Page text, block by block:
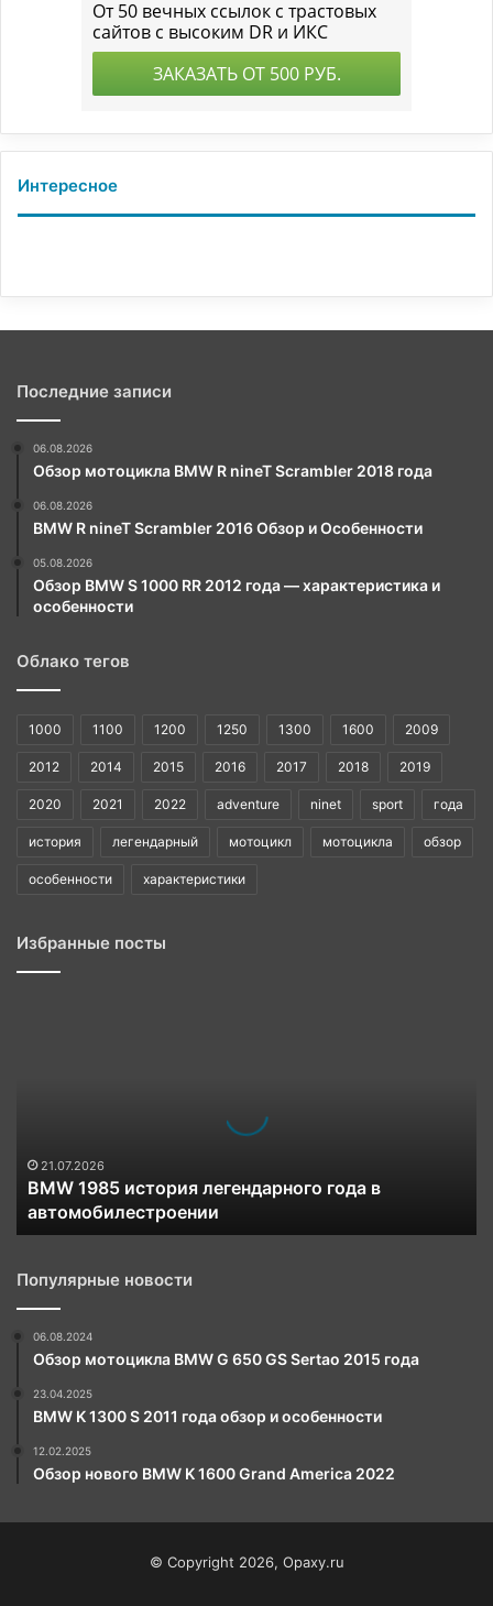
Интересное
Последние записи
06.08.2026
Обзор мотоцикла BMW R nineT Scrambler 2018 года
06.08.2026
BMW R nineT Scrambler 2016 Обзор и Особенности
05.08.2026
Обзор BMW S 1000 RR 2012 года — характеристика и
особенности
Облако тегов
1000 1100 1200 1250 1300 1600 2009
2012 2014 2015 2016 2017 2018 2019
2020 2021 2022 adventure ninet sport года
история легендарный мотоцикл мотоцикла обзор
особенности характеристики
Избранные посты
21.07.2026
BMW 1985 история легендарного года в
автомобилестроении
Популярные новости
06.08.2024
Обзор мотоцикла BMW G 650 GS Sertao 2015 года
23.04.2025
BMW K 1300 S 2011 года обзор и особенности
12.02.2025
Обзор нового BMW K 1600 Grand America 2022
© Copyright 2026, Opaxy.ru